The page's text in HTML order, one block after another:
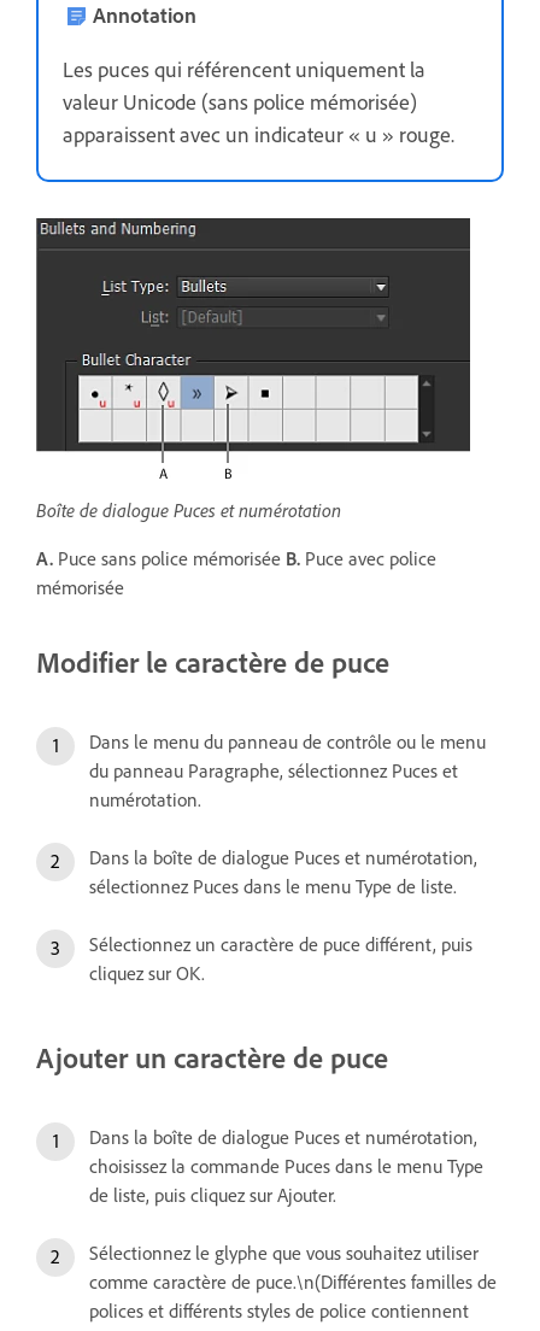
Annotation
Les puces qui référencent uniquement la
valeur Unicode (sans police mémorisée)
apparaissent avec un indicateur « u » rouge.
Boîte de dialogue Puces et numérotation
A. Puce sans police mémorisée B. Puce avec police
mémorisée
Modifier le caractère de puce
Dans le menu du panneau de contrôle ou le menu
du panneau Paragraphe, sélectionnez Puces et
numérotation.
Dans la boîte de dialogue Puces et numérotation,
sélectionnez Puces dans le menu Type de liste.
Sélectionnez un caractère de puce différent, puis
cliquez sur OK.
Ajouter un caractère de puce
Dans la boîte de dialogue Puces et numérotation,
choisissez la commande Puces dans le menu Type
de liste, puis cliquez sur Ajouter.
Sélectionnez le glyphe que vous souhaitez utiliser
comme caractère de puce.\n(Différentes familles de
polices et différents styles de police contiennent